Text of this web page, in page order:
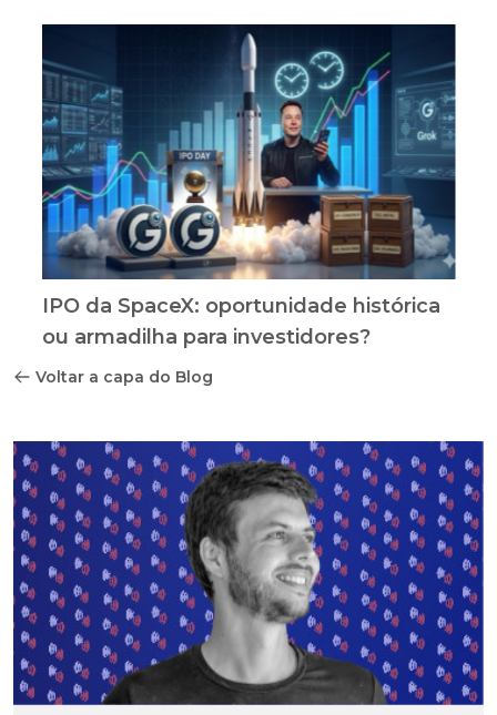
IPO da SpaceX: oportunidade histórica
ou armadilha para investidores?
Voltar a capa do Blog